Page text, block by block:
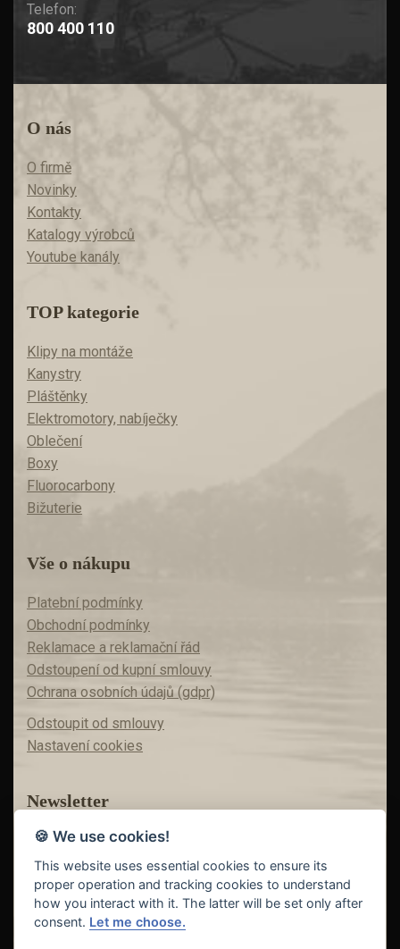
Telefon:
800 400 110
O nás
O firmě
Novinky
Kontakty
Katalogy výrobců
Youtube kanály
TOP kategorie
Klipy na montáže
Kanystry
Pláštěnky
Elektromotory, nabíječky
Oblečení
Boxy
Fluorocarbony
Bižuterie
Vše o nákupu
Platební podmínky
Obchodní podmínky
Reklamace a reklamační řád
Odstoupení od kupní smlouvy
Ochrana osobních údajů (gdpr)
Odstoupit od smlouvy
Nastavení cookies
Newsletter
Máte zájem o akční nabídky?
Teď už vám nic neunikne!
🍪 We use cookies!
This website uses essential cookies to ensure its
proper operation and tracking cookies to understand
how you interact with it. The latter will be set only after
consent. Let me choose.